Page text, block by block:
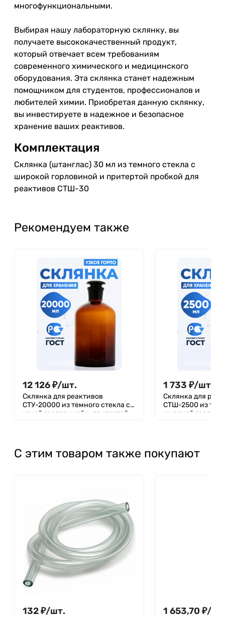
многофункциональными.
Выбирая нашу лабораторную склянку, вы
получаете высококачественный продукт,
который отвечает всем требованиям
современного химического и медицинского
оборудования. Эта склянка станет надежным
помощником для студентов, профессионалов и
любителей химии. Приобретая данную склянку,
вы инвестируете в надежное и безопасное
хранение ваших реактивов.
Комплектация
Склянка (штанглас) 30 мл из темного стекла с
широкой горловиной и притертой пробкой для
реактивов СТШ-30
Рекомендуем также
12 126₽/шт.
Склянка для реактивов
СТУ-20000 из темного стекла с
узкой горловиной и притертой
1 733 ₽/шт.
Склянка для
СТШ-2500 из
широкой
С этим товаром также покупают
132₽/шт. 1 653,70 ₽/